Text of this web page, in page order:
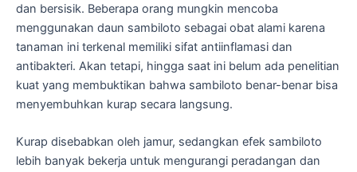
dan bersisik. Beberapa orang mungkin mencoba
menggunakan daun sambiloto sebagai obat alami karena
tanaman ini terkenal memiliki sifat antiinflamasi dan
antibakteri. Akan tetapi, hingga saat ini belum ada penelitian
kuat yang membuktikan bahwa sambiloto benar-benar bisa
menyembuhkan kurap secara langsung.
Kurap disebabkan oleh jamur, sedangkan efek sambiloto
lebih banyak bekerja untuk mengurangi peradangan dan